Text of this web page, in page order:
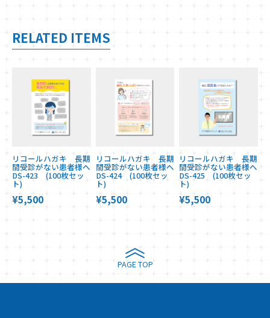
RELATED ITEMS
リコールハガキ 長期
間受診がない患者様へ
DS-423 (100枚セッ
ト)
¥5,500
リコールハガキ 長期
間受診がない患者様へ
DS-424 (100枚セッ
ト)
¥5,500
リコールハガキ 長期
間受診がない患者様へ
DS-425 (100枚セッ
ト)
¥5,500
PAGE TOP